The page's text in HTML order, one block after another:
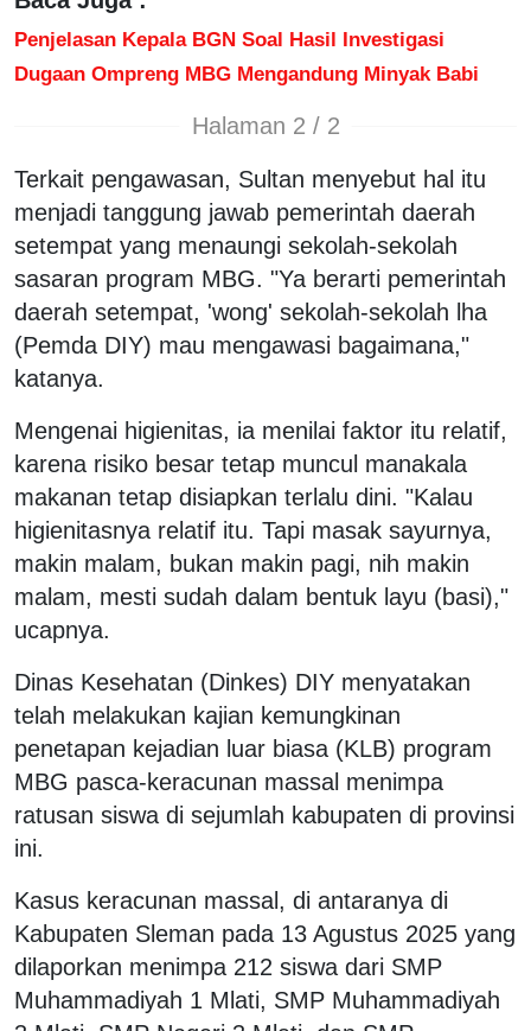
Penjelasan Kepala BGN Soal Hasil Investigasi
Dugaan Ompreng MBG Mengandung Minyak Babi
Halaman 2 / 2
Terkait pengawasan, Sultan menyebut hal itu
menjadi tanggung jawab pemerintah daerah
setempat yang menaungi sekolah-sekolah
sasaran program MBG. "Ya berarti pemerintah
daerah setempat, 'wong' sekolah-sekolah lha
(Pemda DIY) mau mengawasi bagaimana,"
katanya.
Mengenai higienitas, ia menilai faktor itu relatif,
karena risiko besar tetap muncul manakala
makanan tetap disiapkan terlalu dini. "Kalau
higienitasnya relatif itu. Tapi masak sayurnya,
makin malam, bukan makin pagi, nih makin
malam, mesti sudah dalam bentuk layu (basi),"
ucapnya.
Dinas Kesehatan (Dinkes) DIY menyatakan
telah melakukan kajian kemungkinan
penetapan kejadian luar biasa (KLB) program
MBG pasca-keracunan massal menimpa
ratusan siswa di sejumlah kabupaten di provinsi
ini.
Kasus keracunan massal, di antaranya di
Kabupaten Sleman pada 13 Agustus 2025 yang
dilaporkan menimpa 212 siswa dari SMP
Muhammadiyah 1 Mlati, SMP Muhammadiyah